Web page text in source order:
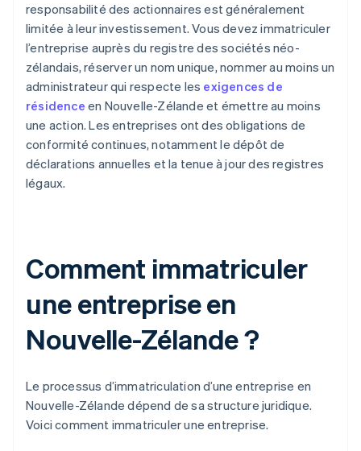
responsabilité des actionnaires est généralement
limitée à leur investissement. Vous devez immatriculer
l’entreprise auprès du registre des sociétés néo-
zélandais, réserver un nom unique, nommer au moins un
administrateur qui respecte les exigences de
résidence en Nouvelle-Zélande et émettre au moins
une action. Les entreprises ont des obligations de
conformité continues, notamment le dépôt de
déclarations annuelles et la tenue à jour des registres
légaux.
Comment immatriculer
une entreprise en
Nouvelle-Zélande ?
Le processus d’immatriculation d’une entreprise en
Nouvelle-Zélande dépend de sa structure juridique.
Voici comment immatriculer une entreprise.